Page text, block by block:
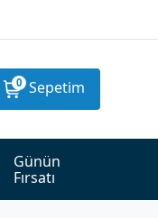
0 Sepetim
Günün
Fırsatı